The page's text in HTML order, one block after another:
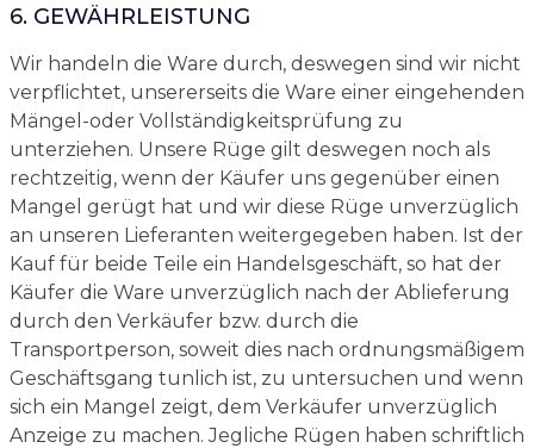
6. GEWÄHRLEISTUNG
Wir handeln die Ware durch, deswegen sind wir nicht
verpflichtet, unsererseits die Ware einer eingehenden
Mängel-oder Vollständigkeitsprüfung zu
unterziehen. Unsere Rüge gilt deswegen noch als
rechtzeitig, wenn der Käufer uns gegenüber einen
Mangel gerügt hat und wir diese Rüge unverzüglich
an unseren Lieferanten weitergegeben haben. Ist der
Kauf für beide Teile ein Handelsgeschäft, so hat der
Käufer die Ware unverzüglich nach der Ablieferung
durch den Verkäufer bzw. durch die
Transportperson, soweit dies nach ordnungsmäßigem
Geschäftsgang tunlich ist, zu untersuchen und wenn
sich ein Mangel zeigt, dem Verkäufer unverzüglich
Anzeige zu machen. Jegliche Rügen haben schriftlich